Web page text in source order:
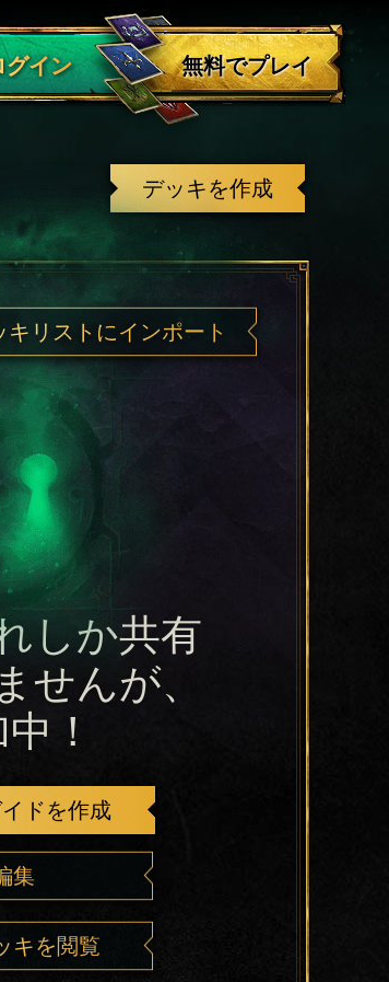
グイン 無料でプレイ
デッキを作成
キリストにインポート
しか共有
せんが、
！
ドを作成
集
キを閲覧